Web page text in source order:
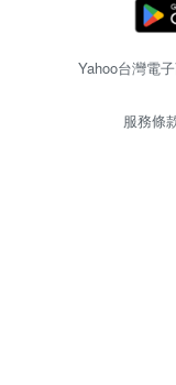
Yahoo台灣電
服務條